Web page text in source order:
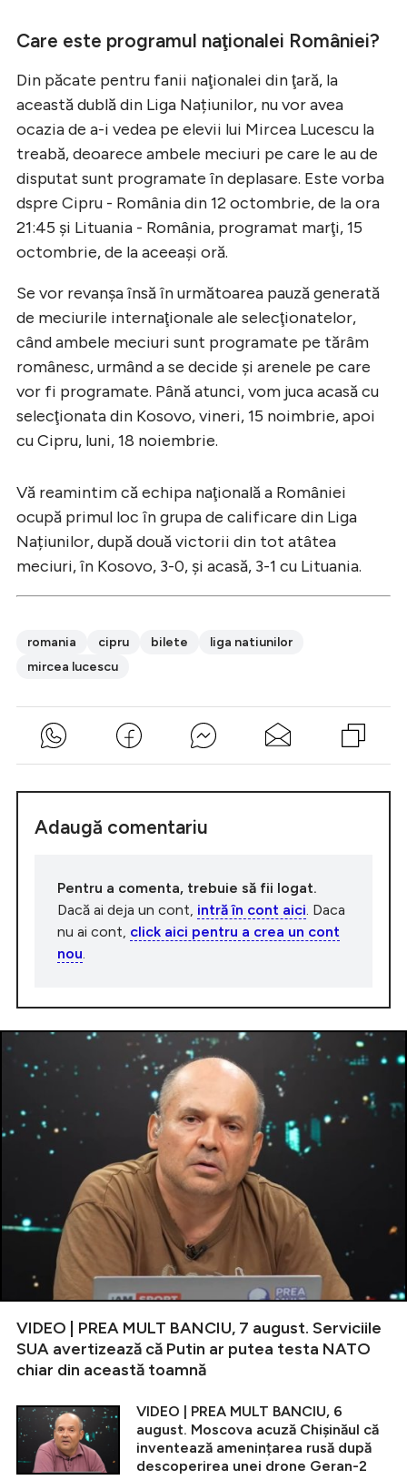
Care este programul naţionalei României?
Din păcate pentru fanii naţionalei din ţară, la
această dublă din Liga Națiunilor, nu vor avea
ocazia de a-i vedea pe elevii lui Mircea Lucescu la
treabă, deoarece ambele meciuri pe care le au de
disputat sunt programate în deplasare. Este vorba
dspre Cipru - România din 12 octombrie, de la ora
21:45 şi Lituania - România, programat marţi, 15
octombrie, de la aceeaşi oră.
Se vor revanşa însă în următoarea pauză generată
de meciurile internaţionale ale selecţionatelor,
când ambele meciuri sunt programate pe tărâm
românesc, urmând a se decide şi arenele pe care
vor fi programate. Până atunci, vom juca acasă cu
selecţionata din Kosovo, vineri, 15 noimbrie, apoi
cu Cipru, luni, 18 noiembrie.
Vă reamintim că echipa naţională a României
ocupă primul loc în grupa de calificare din Liga
Națiunilor, după două victorii din tot atâtea
meciuri, în Kosovo, 3-0, şi acasă, 3-1 cu Lituania.
romania cipru bilete
liga natiunilor
mircea lucescu
Adaugă comentariu
Pentru a comenta, trebuie să fii logat.
Dacă ai deja un cont, intră în cont aici . Daca
nu ai cont, click aici pentru a crea un cont
nou
VIDEO | PREA MULT BANCIU, 7 august. Serviciile
SUA avertizează că Putin ar putea testa NATO
chiar din această toamnă
VIDEO | PREA MULT BANCIU, 6
august. Moscova acuză Chișinăul că
inventează amenințarea rusă după
descoperirea unei drone Geran-2